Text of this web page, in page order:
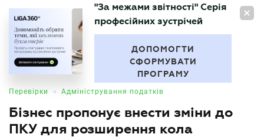
UA
БУХГАЛТЕР
"За межами звітності" Серія
професійних зустрічей
ДОПОМОГТИ
СФОРМУВАТИ
ПРОГРАМУ
Перевірки • Адміністрування податків
Бізнес пропонує внести зміни до
ПКУ для розширення кола